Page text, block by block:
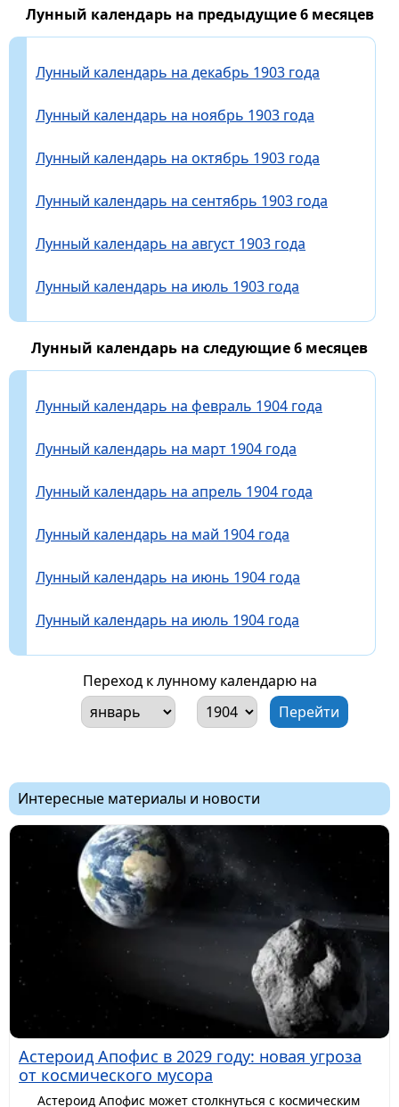
Лунный календарь на предыдущие 6 месяцев
Лунный календарь на декабрь 1903 года
Лунный календарь на ноябрь 1903 года
Лунный календарь на октябрь 1903 года
Лунный календарь на сентябрь 1903 года
Лунный календарь на август 1903 года
Лунный календарь на июль 1903 года
Лунный календарь на следующие 6 месяцев
Лунный календарь на февраль 1904 года
Лунный календарь на март 1904 года
Лунный календарь на апрель 1904 года
Лунный календарь на май 1904 года
Лунный календарь на июнь 1904 года
Лунный календарь на июль 1904 года
Переход к лунному календарю на
Интересные материалы и новости
Астероид Апофис в 2029 году: новая угроза
от космического мусора
Астероид Апофис может столкнуться с космическим